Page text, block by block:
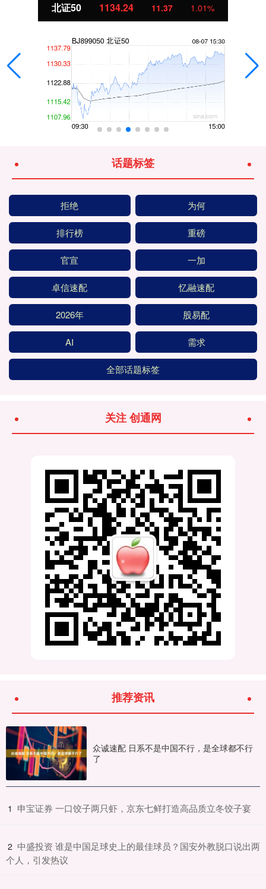
北证50 1134.24 11.37 1.01%
话题标签
拒绝 为何
排行榜 重磅
官宣 一加
卓信速配 忆融速配
2026年 股易配
AI 需求
全部话题标签
关注 创通网
推荐资讯
众诚速配 日系不是中国不行，是全球都不行
了
1 ​申宝证券 一口饺子两只虾，京东七鲜打造高品质立冬饺子宴
2 ​中盛投资 谁是中国足球史上的最佳球员？国安外教脱口说出两
个人，引发热议